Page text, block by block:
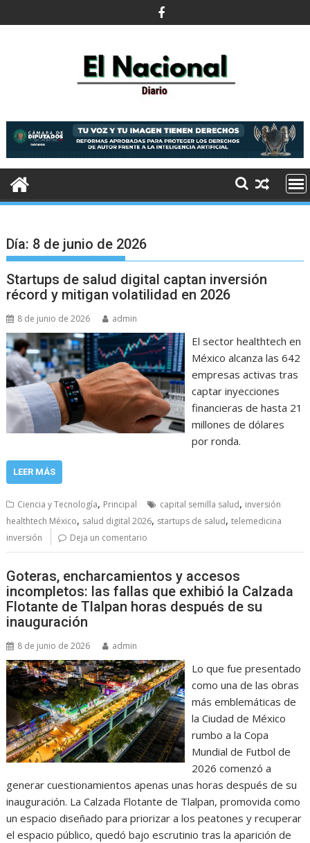
al
Día: 8 de junio de 2026
Startups de salud digital captan inversión
récord y mitigan volatilidad en 2026
8 de junio de 2026 admin
El sector healthtech en
México alcanza las 642
empresas activas tras
captar inyecciones
financieras de hasta 21
millones de dólares
por ronda.
LEER MÁS
Ciencia y Tecnología, Principal capital semilla salud, inversión
healthtech México, salud digital 2026, startups de salud,telemedicina
inversión
Deja un comentario
Goteras, encharcamientos y accesos
incompletos: las fallas que exhibió la Calzada
Flotante de Tlalpan horas después de su
inauguración
8 de junio de 2026 admin
Lo que fue presentado
como una de las obras
más emblemáticas de
la Ciudad de México
rumbo a la Copa
Mundial de Futbol de
2026 comenzó a
generar cuestionamientos apenas unas horas después de su
inauguración. La Calzada Flotante de Tlalpan, promovida como
un espacio diseñado para priorizar a los peatones y recuperar
el espacio público, quedó bajo escrutinio tras la aparición de